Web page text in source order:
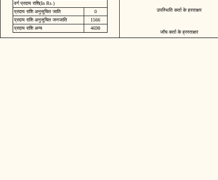
वर्ग प्रदाय राशि(In Rs.)
प्रदाय राशि अनुसूचित जाति
0
प्रदाय राशि अनुसूचित जनजाति
1566
प्रदाय राशि अन्य
4698
उपस्थिति कर्ता के हस्ताक्षर
जॉच कर्ता के ह्रस्ताक्षर